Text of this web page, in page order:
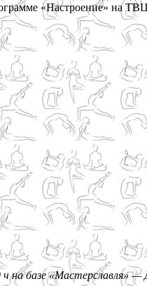
«Настроение» на
на базе «Мастерславля» —